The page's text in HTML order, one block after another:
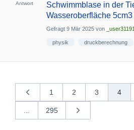
Antwort
Schwimmblase in der
Wasseroberfläche 5cm3
Gefragt 9 Mär 2025 von
physik druckberechnung
1 2 3 4
295